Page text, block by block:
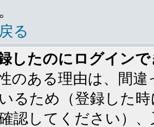
る
したのにログイン
のある理由は、間
るため（登録した
認してください）